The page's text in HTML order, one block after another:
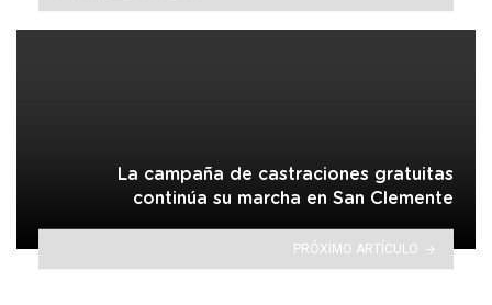
La campaña de castraciones gratuitas
continúa su marcha en San Clemente
PRÓXIMO ARTÍCULO